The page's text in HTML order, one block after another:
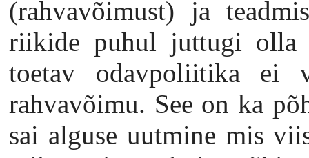
(rahvavõimust) ja
riikide puhul juttugi olla
toetav odavpoliitika ei
rahvavõimu. See on ka
sai alguse uutmine mis